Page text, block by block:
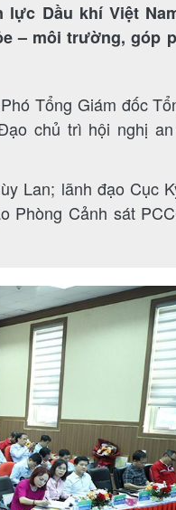
lực Dầu khí Việt
– môi trường, góp
Tổng Giám đốc
chủ trì hội nghị
Lan; lãnh đạo Cục
Phòng Cảnh sát